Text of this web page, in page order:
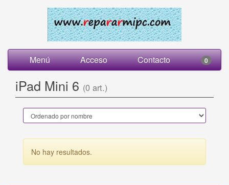
Menú Acceso Contacto 0
iPad Mini 6 (0 art.)
No hay resultados.